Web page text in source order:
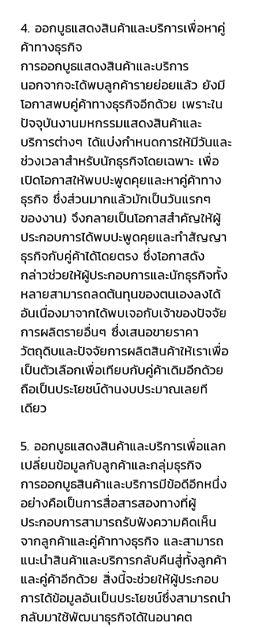
4. ออกบูธแสดงสินค้าและบริการเพื่อหาคู่
ค้าทางธุรกิจ
การออกบูธแสดงสินค้าและบริการ
นอกจากจะได้พบลูกค้ารายย่อยแล้ว ยังมี
โอกาสพบคู่ค้าทางธุรกิจอีกด้วย เพราะใน
ปัจจุบันงานมหกรรมแสดงสินค้าและ
บริการต่างๆ ได้แบ่งกำหนดการให้มีวันและ
ช่วงเวลาสำหรับนักธุรกิจโดยเฉพาะ เพื่อ
เปิดโอกาสให้พบปะพูดคุยและหาคู่ค้าทาง
ธุรกิจ ซึ่งส่วนมากแล้วมักเป็นวันแรกๆ
ของงาน) จึงกลายเป็นโอกาสสำคัญให้ผู้
ประกอบการได้พบปะพูดคุยและทำสัญญา
ธุรกิจกับคู่ค้าได้โดยตรง ซึ่งโอกาสดัง
กล่าวช่วยให้ผู้ประกอบการและนักธุรกิจทั้ง
หลายสามารถลดต้นทุนของตนเองลงได้
อันเนื่องมาจากได้พบเจอกับเจ้าของปัจจัย
การผลิตรายอื่นๆ ซึ่งเสนอขายราคา
วัตถุดิบและปัจจัยการผลิตสินค้าให้เราเพื่อ
เป็นตัวเลือกเพื่อเทียบกับคู่ค้าเดิมอีกด้วย
ถือเป็นประโยชน์ด้านงบประมาณเลยที
เดียว
5. ออกบูธแสดงสินค้าและบริการเพื่อแลก
เปลี่ยนข้อมูลกับลูกค้าและกลุ่มธุรกิจ
การออกบูธสินค้าและบริการมีข้อดีอีกหนึ่ง
อย่างคือเป็นการสื่อสารสองทางที่ผู้
ประกอบการสามารถรับฟังความคิดเห็น
จากลูกค้าและคู่ค้าทางธุรกิจ และสามารถ
แนะนำสินค้าและบริการกลับคืนสู่ทั้งลูกค้า
และคู่ค้าอีกด้วย สิ่งนี้จะช่วยให้ผู้ประกอบ
การได้ข้อมูลอันเป็นประโยชน์ซึ่งสามารถนำ
กลับมาใช้พัฒนาธุรกิจได้ในอนาคต